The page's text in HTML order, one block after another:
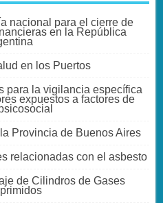
nacional para el cierre de
en la República
en los Puertos
para la vigilancia específica
expuestos a factores de
Provincia de Buenos Aires
relacionadas con el asbesto
de Cilindros de Gases